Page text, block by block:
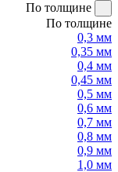
По толщине
По толщине
0,3 мм
0,35 мм
0,4 мм
0,45 мм
0,5 мм
0,6 мм
0,7 мм
0,8 мм
0,9 мм
1,0 мм